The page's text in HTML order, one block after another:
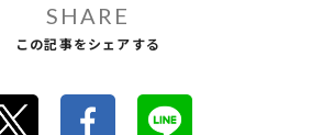
SHARE
この記事をシェアする